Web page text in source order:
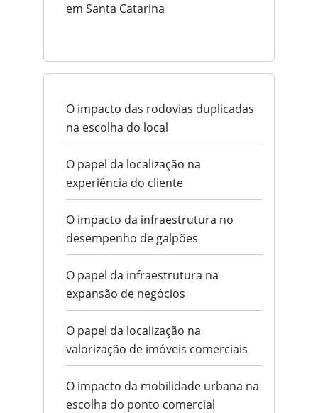
em Santa Catarina
O impacto das rodovias duplicadas
na escolha do local
O papel da localização na
experiência do cliente
O impacto da infraestrutura no
desempenho de galpões
O papel da infraestrutura na
expansão de negócios
O papel da localização na
valorização de imóveis comerciais
O impacto da mobilidade urbana na
escolha do ponto comercial